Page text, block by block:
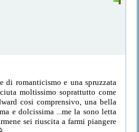
di romanticismo e una spruzzata
moltissimo soprattutto come
cosi comprensivo, una bella
e dolcissima ...me la sono letta
sei riuscita a farmi piangere